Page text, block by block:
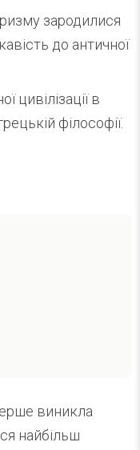
зародилися
до античної
цивілізації в
філософії.
виникла
найбільш